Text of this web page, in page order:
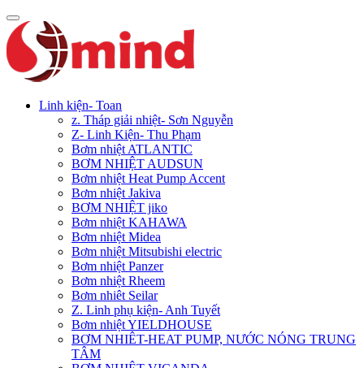
Linh kiện- Toan
z. Tháp giải nhiệt- Sơn Nguyễn
Z- Linh Kiện- Thu Phạm
Bơm nhiệt ATLANTIC
BƠM NHIỆT AUDSUN
Bơm nhiệt Heat Pump Accent
Bơm nhiệt Jakiva
BƠM NHIỆT jiko
Bơm nhiệt KAHAWA
Bơm nhiệt Midea
Bơm nhiệt Mitsubishi electric
Bơm nhiệt Panzer
Bơm nhiệt Rheem
Bơm nhiêt Seilar
Z. Linh phụ kiện- Anh Tuyết
Bơm nhiệt YIELDHOUSE
BƠM NHIÊT-HEAT PUMP, NƯỚC NÓNG TRUNG
TÂM